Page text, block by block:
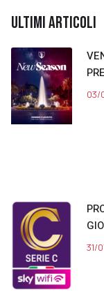
ULTIMI ARTICOLI
03/
31/